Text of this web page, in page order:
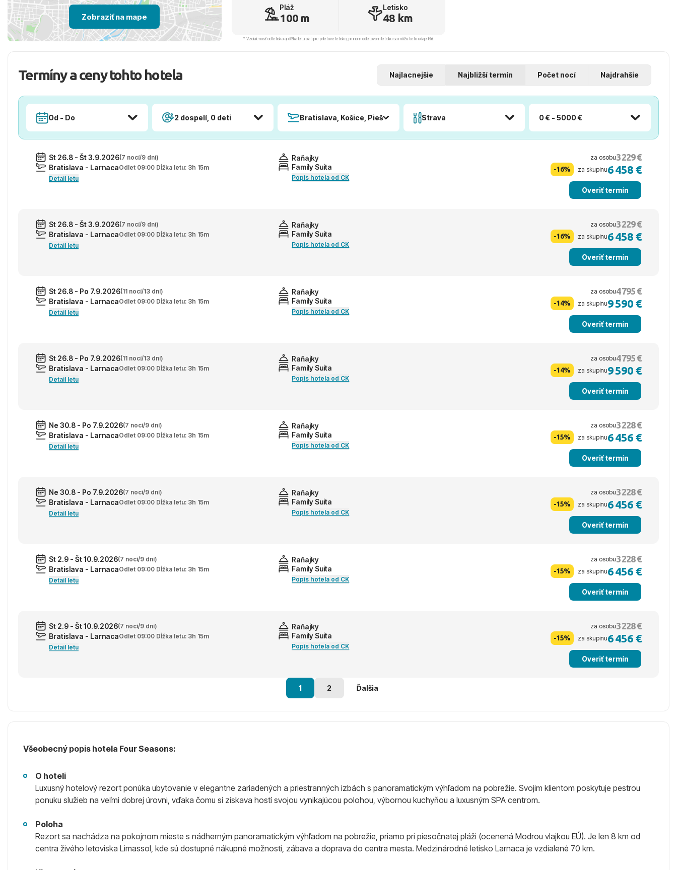
Zobraziť na mape
Pláž
100 m
Letisko
48 km
* Vzdialenosť od letiska aj dľžka letu platí pre príletové letisko, pri inom odletovom letisku sa môžu tieto údaje líšiť.
Termíny a ceny tohto hotela Najlacnejšie Najbližší termín Počet nocí Najdrahšie
Od - Do 2 dospelí, 0 deti Bratislava, Košice, Piešťany, PopradStrava 0 € - 5000 €
St 26.8 - Št 3.9.2026(7 nocí/9 dní)
Bratislava - LarnacaOdlet 09:00 Dĺžka letu: 3h 15m
Detail letu
Raňajky
Family Suita
Popis hotela od CK
za osobu3 229 €
-16% za skupinu6 458 €
Overiť termín
St 26.8 - Št 3.9.2026(7 nocí/9 dní)
Bratislava - LarnacaOdlet 09:00 Dĺžka letu: 3h 15m
Detail letu
Raňajky
Family Suita
Popis hotela od CK
za osobu3 229 €
-16% za skupinu6 458 €
Overiť termín
St 26.8 - Po 7.9.2026(11 nocí/13 dní)
Bratislava - LarnacaOdlet 09:00 Dĺžka letu: 3h 15m
Detail letu
Raňajky
Family Suita
Popis hotela od CK
za osobu4 795 €
-14% za skupinu9 590 €
Overiť termín
St 26.8 - Po 7.9.2026(11 nocí/13 dní)
Bratislava - LarnacaOdlet 09:00 Dĺžka letu: 3h 15m
Detail letu
Raňajky
Family Suita
Popis hotela od CK
za osobu4 795 €
-14% za skupinu9 590 €
Overiť termín
Ne 30.8 - Po 7.9.2026(7 nocí/9 dní)
Bratislava - LarnacaOdlet 09:00 Dĺžka letu: 3h 15m
Detail letu
Raňajky
Family Suita
Popis hotela od CK
za osobu3 228 €
-15% za skupinu6 456 €
Overiť termín
Ne 30.8 - Po 7.9.2026(7 nocí/9 dní)
Bratislava - LarnacaOdlet 09:00 Dĺžka letu: 3h 15m
Detail letu
Raňajky
Family Suita
Popis hotela od CK
za osobu3 228 €
-15% za skupinu6 456 €
Overiť termín
St 2.9 - Št 10.9.2026(7 nocí/9 dní)
Bratislava - LarnacaOdlet 09:00 Dĺžka letu: 3h 15m
Detail letu
Raňajky
Family Suita
Popis hotela od CK
za osobu3 228 €
-15% za skupinu6 456 €
Overiť termín
St 2.9 - Št 10.9.2026(7 nocí/9 dní)
Bratislava - LarnacaOdlet 09:00 Dĺžka letu: 3h 15m
Detail letu
Raňajky
Family Suita
Popis hotela od CK
za osobu3 228 €
-15% za skupinu6 456 €
Overiť termín
1 2 Ďalšia
Všeobecný popis hotela Four Seasons:
O hoteli
Luxusný hotelový rezort ponúka ubytovanie v elegantne zariadených a priestranných izbách s panoramatickým výhľadom na pobrežie. Svojim klientom poskytuje pestrou
ponuku služieb na veľmi dobrej úrovni, vďaka čomu si získava hostí svojou vynikajúcou polohou, výbornou kuchyňou a luxusným SPA centrom.
Poloha
Rezort sa nachádza na pokojnom mieste s nádherným panoramatickým výhľadom na pobrežie, priamo pri piesočnatej pláži (ocenená Modrou vlajkou EÚ). Je len 8 km od
centra živého letoviska Limassol, kde sú dostupné nákupné možnosti, zábava a doprava do centra mesta. Medzinárodné letisko Larnaca je vzdialené 70 km.